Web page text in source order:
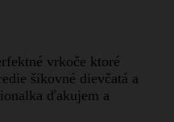
vrkoče ktoré
šikovné dievčatá a
ďakujem a